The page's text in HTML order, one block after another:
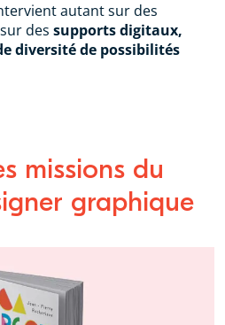
autant sur des
des supports digitaux,
diversité de possibilités
missions du
graphique